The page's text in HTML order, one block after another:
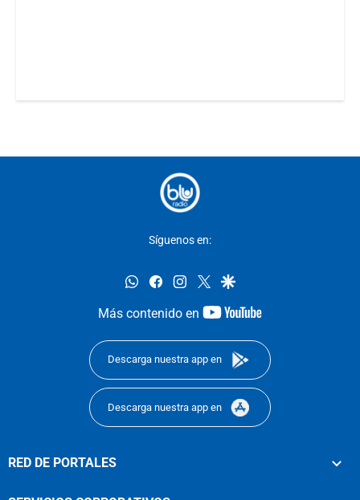
Síguenos en:
whatsappfacebookinstagram
twittergoogle
Más contenido en
youtube-
Descarga nuestra app en
Descarga nuestra app en
RED DE PORTALES